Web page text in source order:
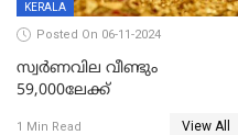
KERALA
Posted On 06-11-2024
സ്വര്‍ണവില വീണ്ടും
59,000ലേക്ക്
1 Min Read View All